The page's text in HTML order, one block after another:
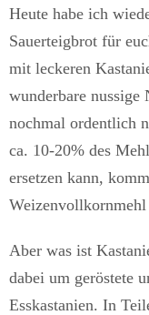
Heute habe ich
Sauerteigbrot für
mit leckeren
wunderbare
nochmal ordentlich
ca. 10-20% des
ersetzen kann,
Aber was ist
dabei um geröstete
Esskastanien. In